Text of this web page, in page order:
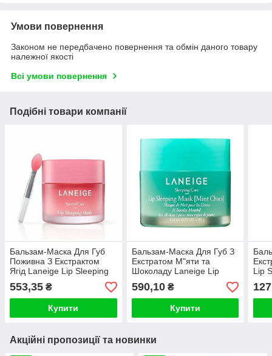
Умови повернення
Законом не передбачено повернення та обмін даного товару
належної якості
Всі умови повернення
Подібні товари компанії
Бальзам-Маска Для Губ
Поживна З Екстрактом
Ягід Laneige Lip Sleeping
Mask Berry 20мл
553,35 ₴
Купити
Бальзам-Маска Для Губ З
Екстратом М"яти та
Шоколаду Laneige Lip
Sleeping Mask Mint Choco
20g
590,10₴
Купити
Lip
Акційні пропозиції та новинки